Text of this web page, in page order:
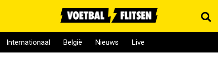
Internationaal België Nieuws Live